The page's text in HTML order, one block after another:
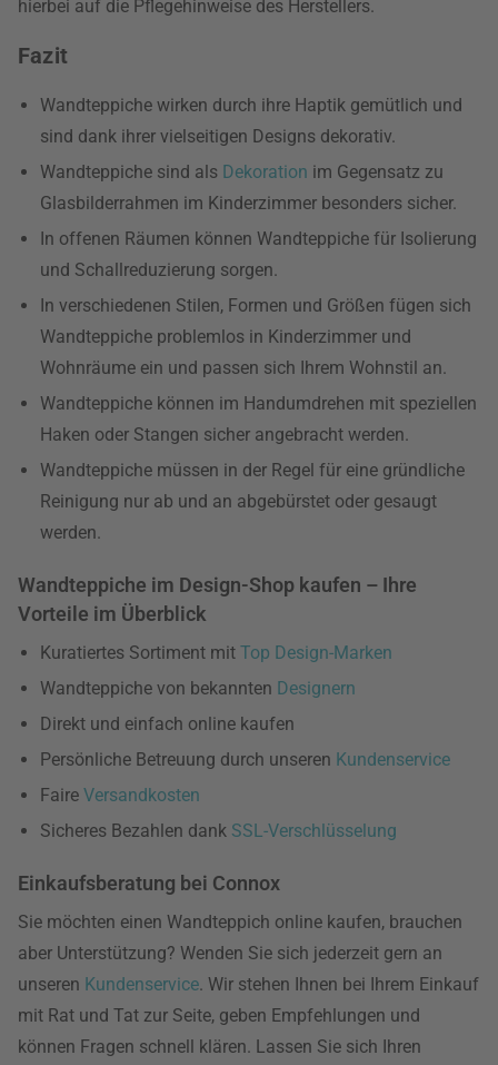
hierbei auf die Pflegehinweise des Herstellers.
Fazit
Wandteppiche wirken durch ihre Haptik gemütlich und
sind dank ihrer vielseitigen Designs dekorativ.
Wandteppiche sind als Dekoration im Gegensatz zu
Glasbilderrahmen im Kinderzimmer besonders sicher.
In offenen Räumen können Wandteppiche für Isolierung
und Schallreduzierung sorgen.
In verschiedenen Stilen, Formen und Größen fügen sich
Wandteppiche problemlos in Kinderzimmer und
Wohnräume ein und passen sich Ihrem Wohnstil an.
Wandteppiche können im Handumdrehen mit speziellen
Haken oder Stangen sicher angebracht werden.
Wandteppiche müssen in der Regel für eine gründliche
Reinigung nur ab und an abgebürstet oder gesaugt
werden.
Wandteppiche im Design-Shop kaufen – Ihre
Vorteile im Überblick
Kuratiertes Sortiment mit Top Design-Marken
Wandteppiche von bekannten Designern
Direkt und einfach online kaufen
Persönliche Betreuung durch unseren Kundenservice
Faire Versandkosten
Sicheres Bezahlen dank SSL-Verschlüsselung
Einkaufsberatung bei Connox
Sie möchten einen Wandteppich online kaufen, brauchen
aber Unterstützung? Wenden Sie sich jederzeit gern an
unseren Kundenservice. Wir stehen Ihnen bei Ihrem Einkauf
mit Rat und Tat zur Seite, geben Empfehlungen und
können Fragen schnell klären. Lassen Sie sich Ihren